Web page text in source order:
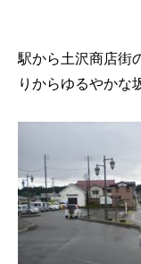
駅から土沢商店街
りからゆるやかな